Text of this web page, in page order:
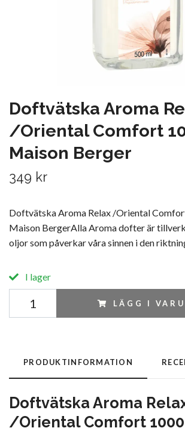
Doftvätska Aroma
/Oriental Comfort
Maison Berger
349 kr
Doftvätska Aroma Relax /Oriental
Maison BergerAlla Aroma dofter är
oljor som påverkar våra sinnen i den
I lager
LÄGG I
PRODUKTINFORMATION
Doftvätska Aroma
/Oriental Comfort